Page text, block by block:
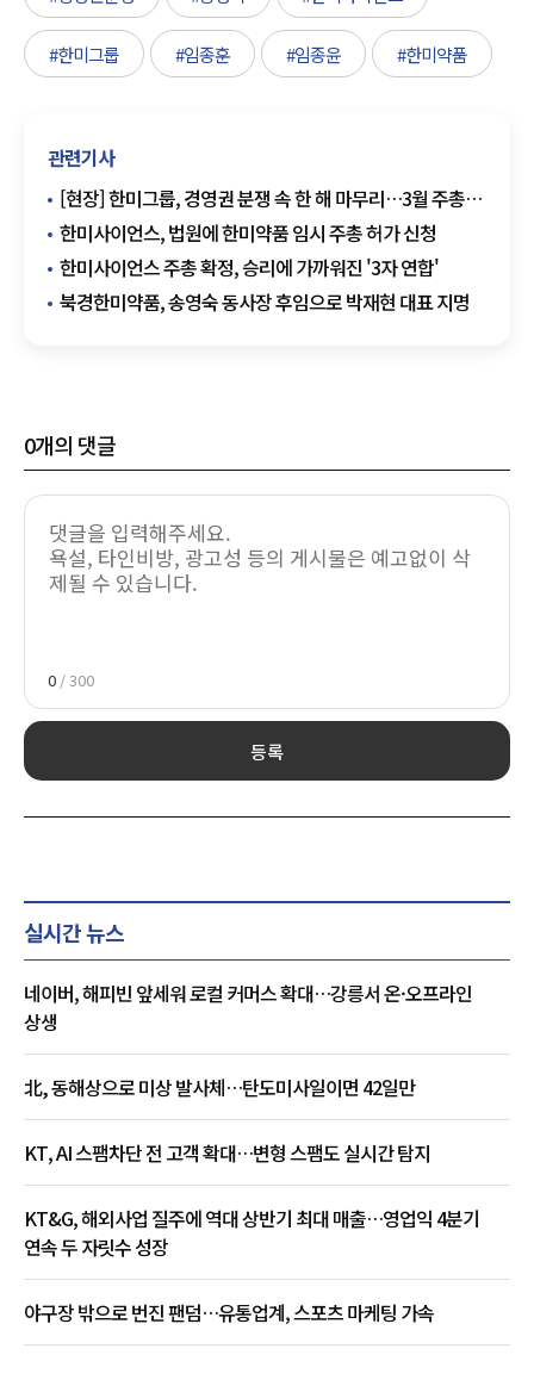
#한미그룹 #임종훈 #임종윤 #한미약품
관련기사
[현장] 한미그룹, 경영권 분쟁 속 한 해 마무리…3월 주총이
중대 기로
한미사이언스, 법원에 한미약품 임시 주총 허가 신청
한미사이언스 주총 확정, 승리에 가까워진 '3자 연합'
북경한미약품, 송영숙 동사장 후임으로 박재현 대표 지명
0개의 댓글
0 / 300
등록
실시간 뉴스
네이버, 해피빈 앞세워 로컬 커머스 확대…강릉서 온·오프라인
상생
北, 동해상으로 미상 발사체…탄도미사일이면 42일만
KT, AI 스팸차단 전 고객 확대…변형 스팸도 실시간 탐지
KT&G, 해외사업 질주에 역대 상반기 최대 매출…영업익 4분기
연속 두 자릿수 성장
야구장 밖으로 번진 팬덤…유통업계, 스포츠 마케팅 가속